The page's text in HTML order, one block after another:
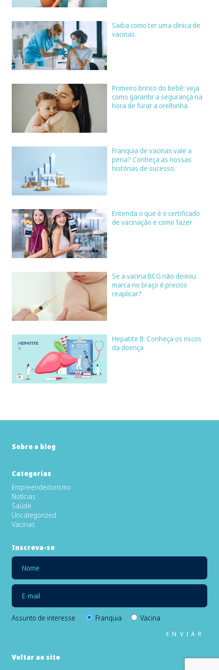
Saiba como ter uma clínica de
vacinas
Primeiro brinco do bebê: veja
como garantir a segurança na
hora de furar a orelhinha
Franquia de vacinas vale a
pena? Conheça as nossas
histórias de sucesso.
Entenda o que é o certificado
de vacinação e como fazer
Se a vacina BCG não deixou
marca no braço é preciso
reaplicar?
Hepatite B: Conheça os riscos
da doença
Sobre o blog
Categorias
Empreendedorismo
Notícias
Saúde
Uncategorized
Vacinas
Inscreva-se
Assunto de interesse Franquia Vacina
Voltar ao site